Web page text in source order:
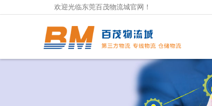
欢迎光临东莞百茂物流城官网！